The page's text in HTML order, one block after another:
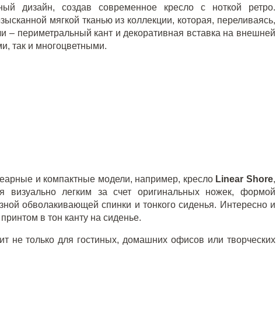
дизайн, создав современное кресло с ноткой ретро.
мягкой тканью из коллекции, которая, переливаясь,
– периметральный кант и декоративная вставка на внешней
так и многоцветными.
и компактные модели, например, кресло Linear Shore,
визуально легким за счет оригинальных ножек, формой
обволакивающей спинки и тонкого сиденья. Интересно и
в тон канту на сиденье.
не только для гостиных, домашних офисов или творческих